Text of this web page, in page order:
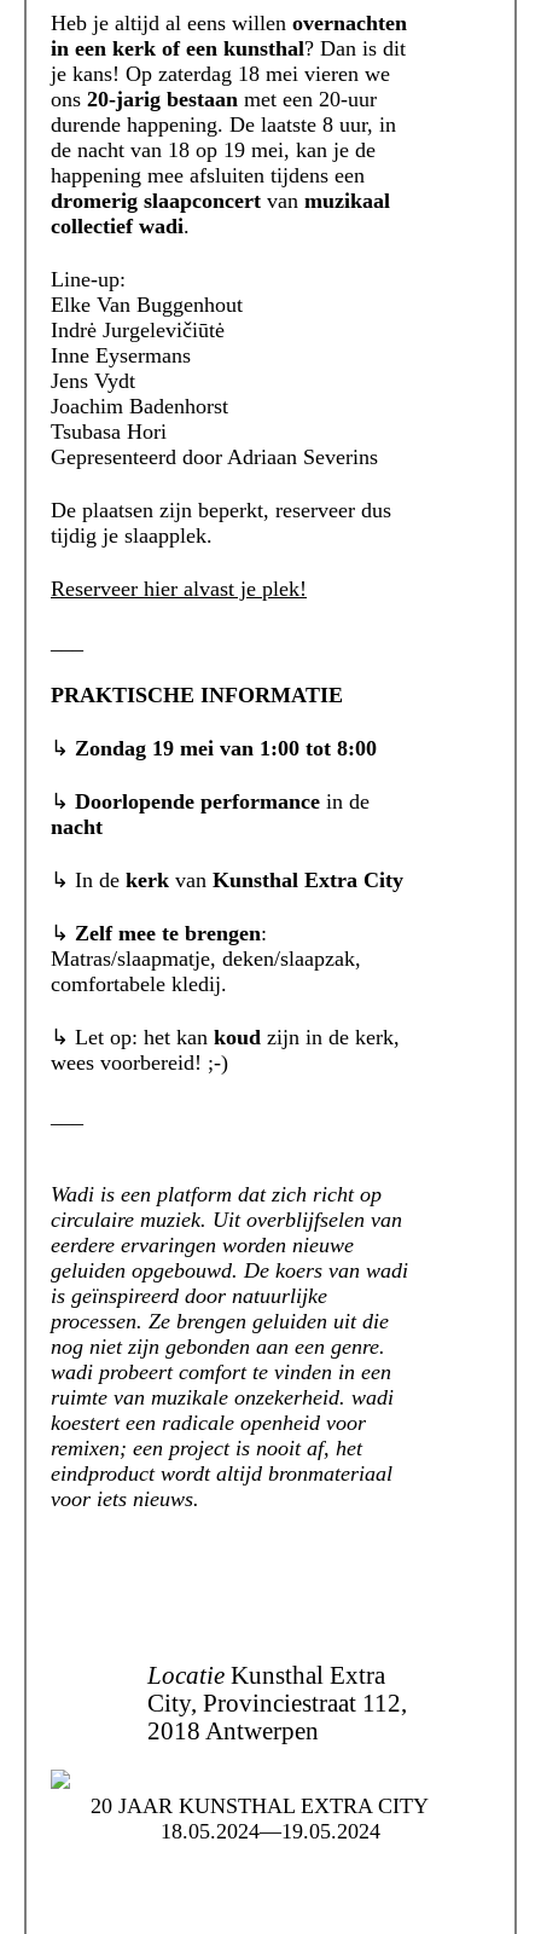
Heb je altijd al eens willen overnachten
in een kerk of een kunsthal? Dan is dit
je kans! Op zaterdag 18 mei vieren we
ons 20-jarig bestaan met een 20-uur
durende happening. De laatste 8 uur, in
de nacht van 18 op 19 mei, kan je de
happening mee afsluiten tijdens een
dromerig slaapconcert van muzikaal
collectief wadi.
Line-up:
Elke Van Buggenhout
Indrė Jurgelevičiūtė
Inne Eysermans
Jens Vydt
Joachim Badenhorst
Tsubasa Hori
Gepresenteerd door Adriaan Severins
De plaatsen zijn beperkt, reserveer dus
tijdig je slaapplek.
Reserveer hier alvast je plek!
PRAKTISCHE INFORMATIE
↳ Zondag 19 mei van 1:00 tot 8:00
↳ Doorlopende performance in de
nacht
↳ In de kerk van Kunsthal Extra City
↳ Zelf mee te brengen:
Matras/slaapmatje, deken/slaapzak,
comfortabele kledij.
↳ Let op: het kan koud zijn in de kerk,
wees voorbereid! ;-)
Wadi is een platform dat zich richt op
circulaire muziek. Uit overblijfselen van
eerdere ervaringen worden nieuwe
geluiden opgebouwd. De koers van wadi
is geïnspireerd door natuurlijke
processen. Ze brengen geluiden uit die
nog niet zijn gebonden aan een genre.
wadi probeert comfort te vinden in een
ruimte van muzikale onzekerheid. wadi
koestert een radicale openheid voor
remixen; een project is nooit af, het
eindproduct wordt altijd bronmateriaal
voor iets nieuws.
Locatie Kunsthal Extra
City, Provinciestraat 112,
2018 Antwerpen
20 JAAR KUNSTHAL EXTRA CITY
18.05.2024—19.05.2024